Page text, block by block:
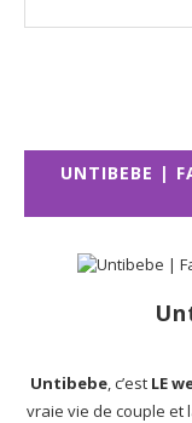
UNTIBEBE |
Untibebe, c’est LE
vraie vie de couple et